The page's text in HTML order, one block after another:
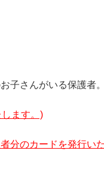
子さんがいる保護者。
ます。)
分のカードを発行いた